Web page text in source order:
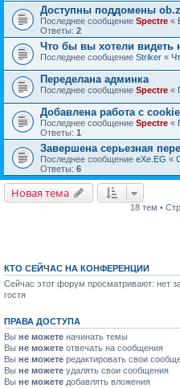
Доступны поддомены
Последнее сообщение Spectre «
Ответы: 2
Что бы вы хотели видеть
Последнее сообщение Striker «
Переделана админка
Последнее сообщение Spectre «
Добавлена работа с cookie
Последнее сообщение Spectre «
Ответы: 1
Завершена серьезная
Последнее сообщение eXe.EG «
Ответы: 6
Новая тема
18 тем •
КТО СЕЙЧАС НА КОНФЕРЕНЦИИ
Сейчас этот форум просматривают: нет
гостя
ПРАВА ДОСТУПА
Вы не можете начинать темы
Вы не можете отвечать на сообщения
Вы не можете редактировать свои
Вы не можете удалять свои сообщения
Вы не можете добавлять вложения